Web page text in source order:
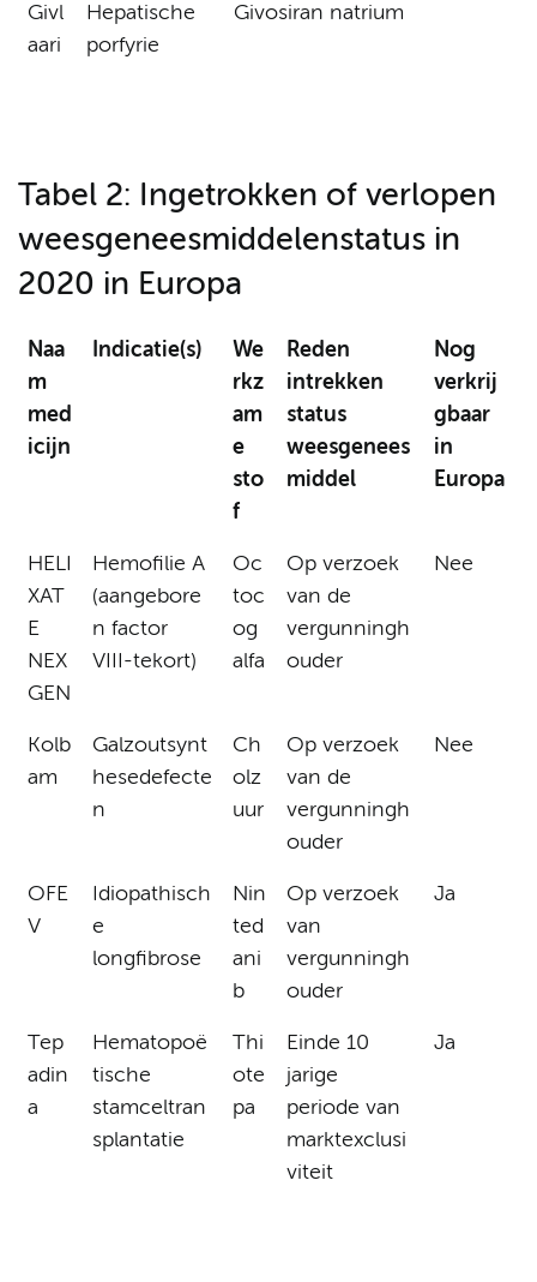
Givl
aari
Hepatische
porfyrie
Givosiran natrium
Tabel 2: Ingetrokken of verlopen
weesgeneesmiddelenstatus in
2020 in Europa
Naa
m
med
icijn
Indicatie(s)
We
rkz
am
e
sto
f
Reden
intrekken
status
weesgenees
middel
Nog
verkrij
gbaar
in
Europa
HELI
XAT
E
NEX
GEN
Hemofilie A
(aangebore
n factor
VIII-tekort)
Oc
toc
og
alfa
Op verzoek
van de
vergunningh
ouder
Nee
Kolb
am
Galzoutsynt
hesedefecte
n
Ch
olz
uur
Op verzoek
van de
vergunningh
ouder
Nee
OFE
V
Idiopathisch
e
longfibrose
Nin
ted
ani
b
Op verzoek
van
vergunningh
ouder
Ja
Tep
adin
a
Hematopoë
tische
stamceltran
splantatie
Thi
ote
pa
Einde 10
jarige
periode van
marktexclusi
viteit
Ja